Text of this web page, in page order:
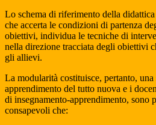
Lo schema di riferimento della
che accerta le condizioni di partenza
obiettivi, individua le tecniche di
nella direzione tracciata degli obiettivi
gli allievi.
La modularità costituisce, pertanto,
apprendimento del tutto nuova e i
di insegnamento-apprendimento, sono
consapevoli che: